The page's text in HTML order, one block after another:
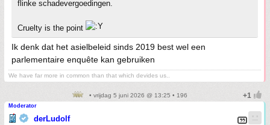
flinke schadevergoedingen.
Cruelty is the point
Ik denk dat het asielbeleid sinds 2019 best wel een
parlementaire enquête kan gebruiken
We have far more in common than that which devides us..
• vrijdag 5 juni 2026 @ 13:25 • 196
Moderator
derLudolf